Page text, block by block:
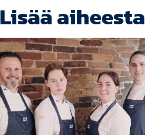
Lisää aiheesta